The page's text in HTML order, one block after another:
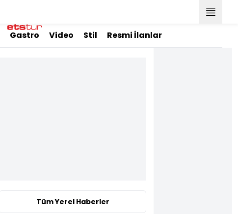
Gastro Video Stil Resmi İlanlar
Tüm Yerel Haberler